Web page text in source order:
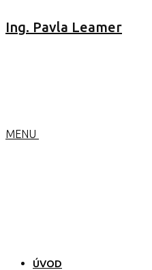
Ing. Pavla Leamer
MENU
ÚVOD